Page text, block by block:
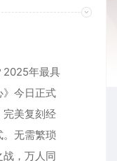
2025年最具
》今日正式
完美复刻经
无需繁琐
，万人同